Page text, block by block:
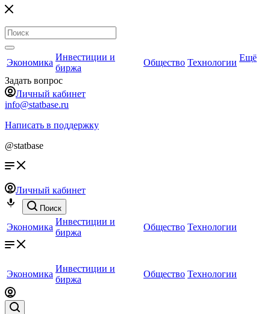
Экономика
Инвестиции и
биржа
Общество Технологии Ещё
Задать вопрос
Личный кабинет
info@statbase.ru
Написать в поддержку
@statbase
Личный кабинет
Поиск
Экономика
Инвестиции и
биржа
Общество Технологии
Экономика
Инвестиции и
биржа
Общество Технологии